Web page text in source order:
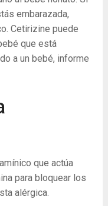
embarazada,
Cetirizine puede
que está
a un bebé, informe
que actúa
para bloquear los
alérgica.